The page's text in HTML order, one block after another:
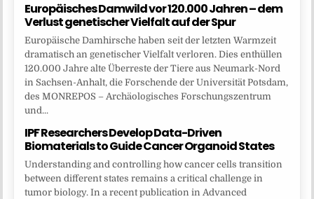
Europäisches Damwild vor 120.000 Jahren – dem
Verlust genetischer Vielfalt auf der Spur
Europäische Damhirsche haben seit der letzten Warmzeit
dramatisch an genetischer Vielfalt verloren. Dies enthüllen
120.000 Jahre alte Überreste der Tiere aus Neumark-Nord
in Sachsen-Anhalt, die Forschende der Universität Potsdam,
des MONREPOS – Archäologisches Forschungszentrum
und...
IPF Researchers Develop Data-Driven
Biomaterials to Guide Cancer Organoid States
Understanding and controlling how cancer cells transition
between different states remains a critical challenge in
tumor biology. In a recent publication in Advanced